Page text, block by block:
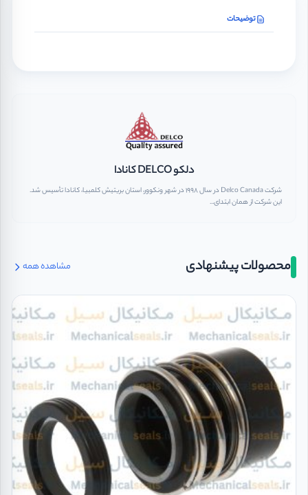
توضیحات
دلکو DELCO کانادا
شرکت Delco Canada در سال ۱۹۹۸ در شهر ونکوور، استان بریتیش کلمبیا، کانادا تأسیس شد.
این شرکت از همان ابتدای...
محصولات پیشنهادی مشاهده همه